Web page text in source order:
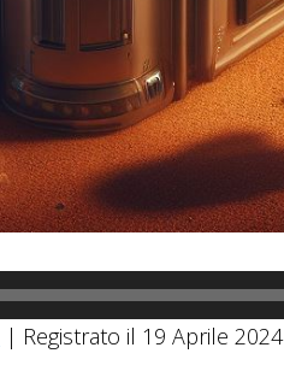
| Registrato il 19 Aprile 2024